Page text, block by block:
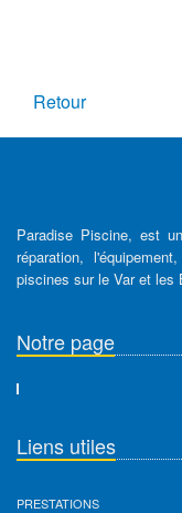
Retour
Paradise Piscine, est
réparation,
piscines sur le Var et les
Notre page
Liens utiles
PRESTATIONS